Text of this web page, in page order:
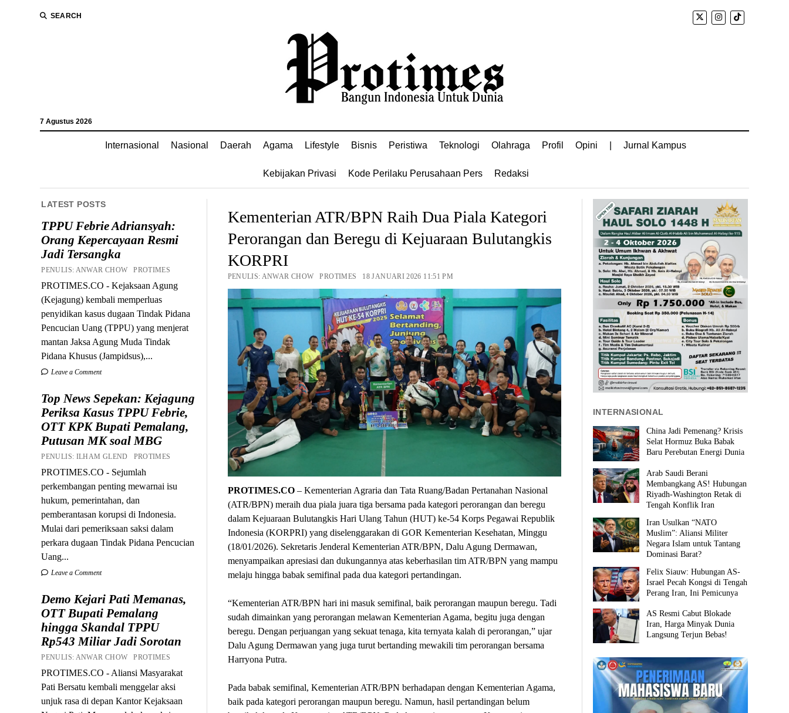
SEARCH
7 Agustus 2026
Internasional Nasional Daerah Agama Lifestyle Bisnis Peristiwa Teknologi Olahraga Profil Opini Jurnal Kampus
Kebijakan Privasi Kode Perilaku Perusahaan Pers Redaksi
LATEST POSTS
TPPU Febrie Adriansyah:
Orang Kepercayaan Resmi
Jadi Tersangka
PENULIS: ANWAR CHOW PROTIMES
PROTIMES.CO - Kejaksaan Agung
(Kejagung) kembali memperluas
penyidikan kasus dugaan Tindak Pidana
Pencucian Uang (TPPU) yang menjerat
mantan Jaksa Agung Muda Tindak
Pidana Khusus (Jampidsus),...
Leave a Comment
Top News Sepekan: Kejagung
Periksa Kasus TPPU Febrie,
OTT KPK Bupati Pemalang,
Putusan MK soal MBG
PENULIS: ILHAM GLEND PROTIMES
PROTIMES.CO - Sejumlah
perkembangan penting mewarnai isu
hukum, pemerintahan, dan
pemberantasan korupsi di Indonesia.
Mulai dari pemeriksaan saksi dalam
perkara dugaan Tindak Pidana Pencucian
Uang...
Leave a Comment
Demo Kejari Pati Memanas,
OTT Bupati Pemalang
hingga Skandal TPPU
Rp543 Miliar Jadi Sorotan
PENULIS: ANWAR CHOW PROTIMES
PROTIMES.CO - Aliansi Masyarakat
Pati Bersatu kembali menggelar aksi
unjuk rasa di depan Kantor Kejaksaan
Kementerian ATR/BPN Raih Dua Piala Kategori
Perorangan dan Beregu di Kejuaraan Bulutangkis
KORPRI
PENULIS: ANWAR CHOW PROTIMES 18 JANUARI 2026 11:51 PM
PROTIMES.CO – Kementerian Agraria dan Tata Ruang/Badan Pertanahan Nasional
(ATR/BPN) meraih dua piala juara tiga bersama pada kategori perorangan dan beregu
dalam Kejuaraan Bulutangkis Hari Ulang Tahun (HUT) ke-54 Korps Pegawai Republik
Indonesia (KORPRI) yang diselenggarakan di GOR Kementerian Kesehatan, Minggu
(18/01/2026). Sekretaris Jenderal Kementerian ATR/BPN, Dalu Agung Dermawan,
menyampaikan apresiasi dan dukungannya atas keberhasilan tim ATR/BPN yang mampu
melaju hingga babak semifinal pada dua kategori pertandingan.
“Kementerian ATR/BPN hari ini masuk semifinal, baik perorangan maupun beregu. Tadi
sudah dimainkan yang perorangan melawan Kementerian Agama, begitu juga dengan
beregu. Dengan perjuangan yang sekuat tenaga, kita ternyata kalah di perorangan,” ujar
Dalu Agung Dermawan yang juga turut bertanding mewakili tim perorangan bersama
Harryona Putra.
Pada babak semifinal, Kementerian ATR/BPN berhadapan dengan Kementerian Agama,
baik pada kategori perorangan maupun beregu. Namun, hasil pertandingan belum
INTERNASIONAL
China Jadi Pemenang? Krisis
Selat Hormuz Buka Babak
Baru Perebutan Energi Dunia
Arab Saudi Berani
Membangkang AS! Hubungan
Riyadh-Washington Retak di
Tengah Konflik Iran
Iran Usulkan “NATO
Muslim”: Aliansi Militer
Negara Islam untuk Tantang
Dominasi Barat?
Felix Siauw: Hubungan AS-
Israel Pecah Kongsi di Tengah
Perang Iran, Ini Pemicunya
AS Resmi Cabut Blokade
Iran, Harga Minyak Dunia
Langsung Terjun Bebas!